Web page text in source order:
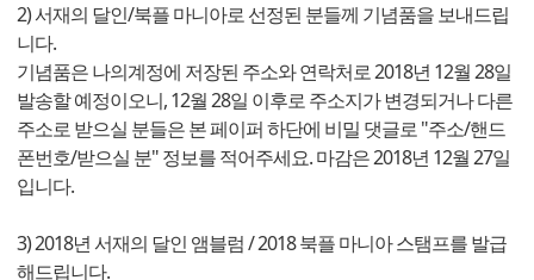
2) 서재의 달인/북플 마니아로 선정된 분들께 기념품을 보내드립
니다.
기념품은 나의계정에 저장된 주소와 연락처로 2018년 12월 28일
발송할 예정이오니, 12월 28일 이후로 주소지가 변경되거나 다른
주소로 받으실 분들은 본 페이퍼 하단에 비밀 댓글로 "주소/핸드
폰번호/받으실 분" 정보를 적어주세요. 마감은 2018년 12월 27일
입니다.
3) 2018년 서재의 달인 앰블럼 / 2018 북플 마니아 스탬프를 발급
해드립니다.